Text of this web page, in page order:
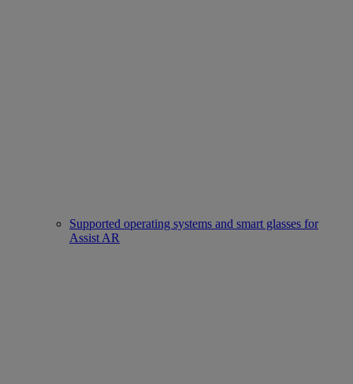
Supported operating systems and smart glasses for
Assist AR